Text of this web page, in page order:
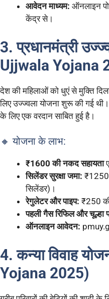
आवेदन माध्यम: ऑनलाइन
केंद्र से।
3. प्रधानमंत्री
Ujjwala Yojana
देश की महिलाओं को धुएं से मुक्ति
लिए उज्ज्वला योजना शुरू की गई थी।
के लिए एक वरदान साबित हुई है।
🔸 योजना के लाभ:
₹1600 की नकद सहायता
सिलेंडर सुरक्षा जमा:
सिलेंडर)।
रेगुलेटर और पाइप: ₹250
पहली गैस रिफिल और चूल्हा
ऑनलाइन आवेदन:
4. कन्या विवाह
Yojana 2025)